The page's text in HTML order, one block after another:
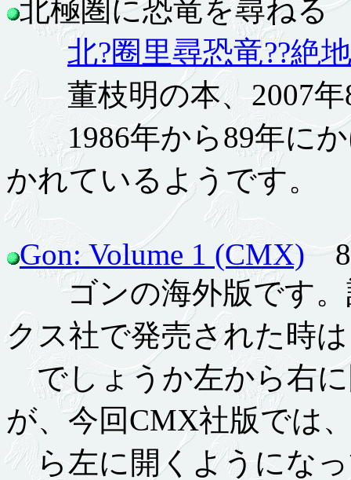
北極圏に恐竜を尋ねる
北?圈里尋恐竜??絶
董枝明の本、2007年
1986年から89年にか
かれているようです。
Gon: Volume 1 (CMX)
ゴンの海外版です。
クス社で発売された時
でしょうか左から右
が、今回CMX社版では
ら左に開くようになっ